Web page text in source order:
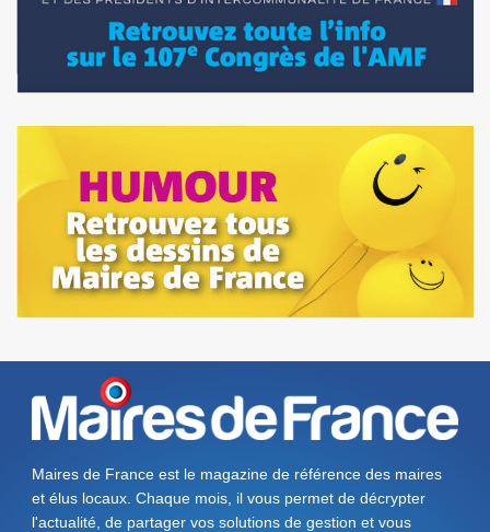
Maires de France est le magazine de référence des maires
et élus locaux. Chaque mois, il vous permet de décrypter
l'actualité, de partager vos solutions de gestion et vous